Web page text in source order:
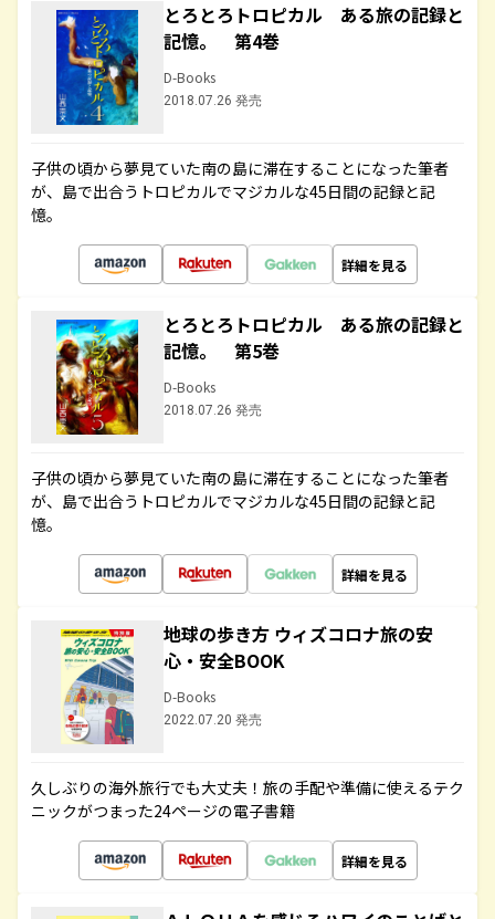
とろとろトロピカル ある旅の記録と
記憶。 第4巻
D-Books
2018.07.26 発売
子供の頃から夢見ていた南の島に滞在することになった筆者
が、島で出合うトロピカルでマジカルな45日間の記録と記
憶。
詳細を見る
とろとろトロピカル ある旅の記録と
記憶。 第5巻
D-Books
2018.07.26 発売
子供の頃から夢見ていた南の島に滞在することになった筆者
が、島で出合うトロピカルでマジカルな45日間の記録と記
憶。
詳細を見る
地球の歩き方 ウィズコロナ旅の安
心・安全BOOK
D-Books
2022.07.20 発売
久しぶりの海外旅行でも大丈夫！旅の手配や準備に使えるテク
ニックがつまった24ページの電子書籍
詳細を見る